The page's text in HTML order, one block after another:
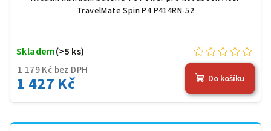
TravelMate Spin P4 P414RN-52
1 179 Kč bez DPH
1 427 Kč
Skladem(>5 ks)
Do košíku